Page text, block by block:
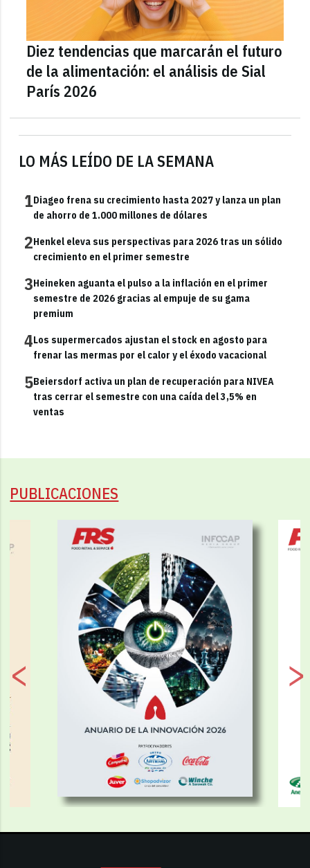
LO MÁS LEÍDO DE LA SEMANA
1Diageo frena su crecimiento hasta 2027 y lanza un plan
de ahorro de 1.000 millones de dólares
2Henkel eleva sus perspectivas para 2026 tras un sólido
crecimiento en el primer semestre
3Heineken aguanta el pulso a la inflación en el primer
semestre de 2026 gracias al empuje de su gama
premium
4Los supermercados ajustan el stock en agosto para
frenar las mermas por el calor y el éxodo vacacional
5Beiersdorf activa un plan de recuperación para NIVEA
tras cerrar el semestre con una caída del 3,5% en
ventas
Diez tendencias que marcarán el futuro
de la alimentación: el análisis de Sial
París 2026
PUBLICACIONES